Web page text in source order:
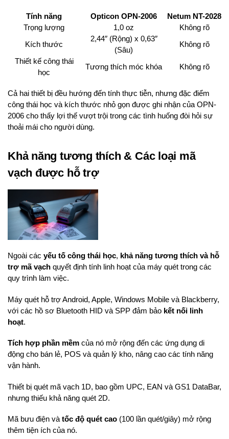
Tính năng Opticon OPN-2006
Netum NT-2028
Trọng lượng
1,0 oz
Không rõ
Kích thước
2,44″ (Rộng) x 0,63″
(Sâu)
Không rõ
Thiết kế công thái
học
Tương thích móc khóa Không rõ
Cả hai thiết bị đều hướng đến tính thực tiễn, nhưng đặc điểm
công thái học và kích thước nhỏ gọn được ghi nhận của OPN-
2006 cho thấy lợi thế vượt trội trong các tình huống đòi hỏi sự
thoải mái cho người dùng.
Khả năng tương thích & Các loại mã
vạch được hỗ trợ
Ngoài các yếu tố công thái học, khả năng tương thích và hỗ
trợ mã vạch quyết định tính linh hoạt của máy quét trong các
quy trình làm việc.
Máy quét hỗ trợ Android, Apple, Windows Mobile và Blackberry,
với các hồ sơ Bluetooth HID và SPP đảm bảo kết nối linh
hoạt.
Tích hợp phần mềm của nó mở rộng đến các ứng dụng di
động cho bán lẻ, POS và quản lý kho, nâng cao các tính năng
vận hành.
Thiết bị quét mã vạch 1D, bao gồm UPC, EAN và GS1 DataBar,
nhưng thiếu khả năng quét 2D.
Mã bưu điện và tốc độ quét cao (100 lần quét/giây) mở rộng
thêm tiện ích của nó.